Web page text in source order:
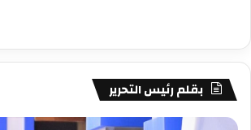
بقلم رئيس التحرير
مصطفى